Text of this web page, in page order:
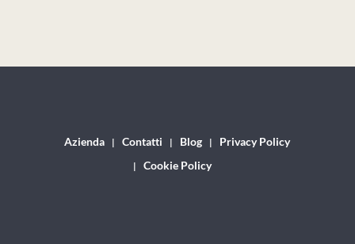
Azienda Contatti Blog
Privacy Policy
Cookie Policy